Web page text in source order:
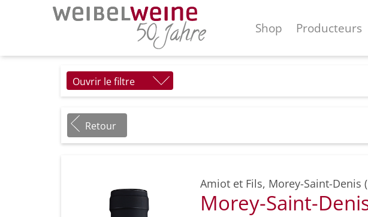
Shop Producteurs
Ouvrir le filtre
Retour
Amiot et Fils, Morey-Saint-Denis
Morey-Saint-